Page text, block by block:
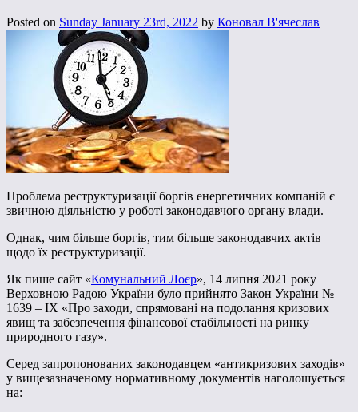
Posted on Sunday January 23rd, 2022 by Коновал В'ячеслав
Проблема реструктуризації боргів енергетичних компаній є
звичною діяльністю у роботі законодавчого органу влади.
Однак, чим більше боргів, тим більше законодавчих актів
щодо їх реструктуризації.
Як пише сайт «Комунальний Лоєр», 14 липня 2021 року
Верховною Радою України було прийнято Закон України №
1639 – IX «Про заходи, cпрямовані на подолання кризових
явищ та забезпечення фінансової стабільності на ринку
природного газу».
Серед запропонованих законодавцем «антикризових заходів»
у вищезазначеному нормативному документів наголошується
на: